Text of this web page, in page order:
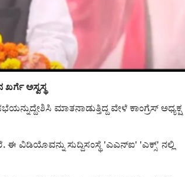
ಖರ್ಗೆ ಅಸ್ವಸ್ಥ
ಮಾತನಾಡುತ್ತಿದ್ದ ವೇಳೆ ಕಾಂಗ್ರೆಸ್ ಅಧ್ಯಕ್ಷ
ವಿಡಿಯೊವನ್ನು ಸುದ್ದಿಸಂಸ್ಥೆ 'ಎಎನ್‌ಐ' 'ಎಕ್ಸ್' ನಲ್ಲಿ